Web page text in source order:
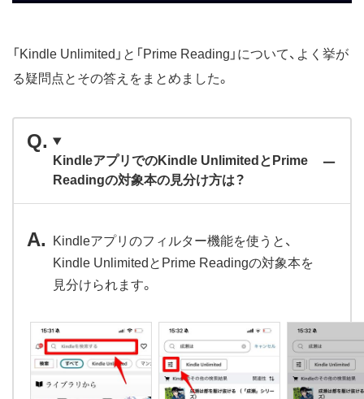
「Kindle Unlimited」と「Prime Reading」について、よく挙が
る疑問点とその答えをまとめました。
KindleアプリでのKindle UnlimitedとPrime
Readingの対象本の見分け方は？
Kindleアプリのフィルター機能を使うと、
Kindle UnlimitedとPrime Readingの対象本を
見分けられます。